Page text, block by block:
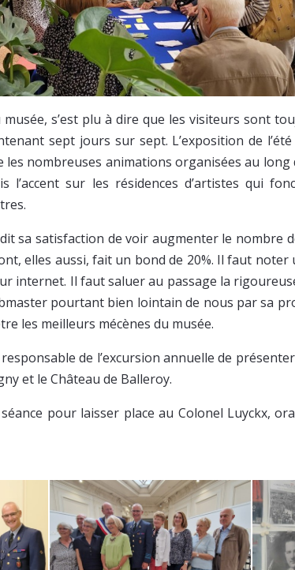
s’est plu à dire que les visiteurs sont
sept jours sur sept. L’exposition de
les nombreuses animations organisées au long
l’accent sur les résidences d’artistes qui
sa satisfaction de voir augmenter le nombre
elles aussi, fait un bond de 20%. Il faut noter
internet. Il faut saluer au passage la
pourtant bien lointain de nous par sa
les meilleurs mécènes du musée.
de l’excursion annuelle de
et le Château de Balleroy.
pour laisser place au Colonel Luyckx,